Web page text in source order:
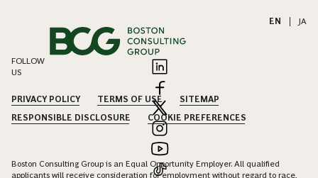
EN JA
FOLLOW
US
PRIVACY POLICY TERMS OF USE
SITEMAP
RESPONSIBLE DISCLOSURE
COOKIE PREFERENCES
Boston Consulting Group is an Equal Opportunity Employer. All qualified
applicants will receive consideration for employment without regard to race,